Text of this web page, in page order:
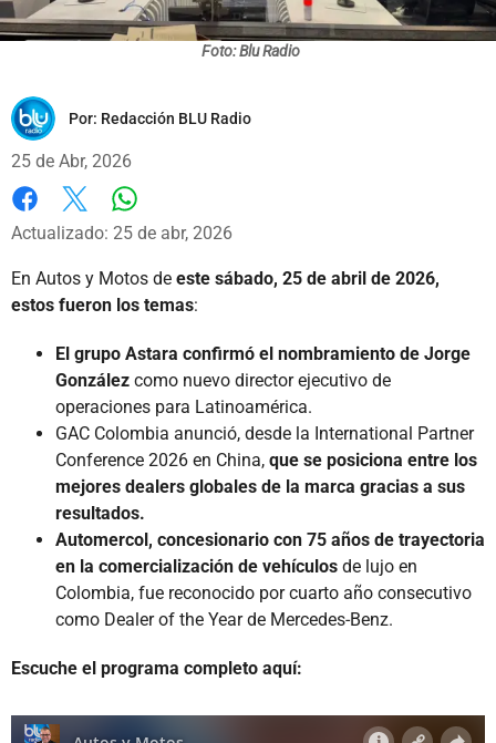
Foto: Blu Radio
Por: Redacción BLU Radio
25 de Abr, 2026
Facebook
X
Actualizado: 25 de abr, 2026
En Autos y Motos de este sábado, 25 de abril de 2026,
estos fueron los temas:
El grupo Astara confirmó el nombramiento de Jorge
González como nuevo director ejecutivo de
operaciones para Latinoamérica.
GAC Colombia anunció, desde la International Partner
Conference 2026 en China, que se posiciona entre los
mejores dealers globales de la marca gracias a sus
resultados.
Automercol, concesionario con 75 años de trayectoria
en la comercialización de vehículos de lujo en
Colombia, fue reconocido por cuarto año consecutivo
como Dealer of the Year de Mercedes-Benz.
Escuche el programa completo aquí: